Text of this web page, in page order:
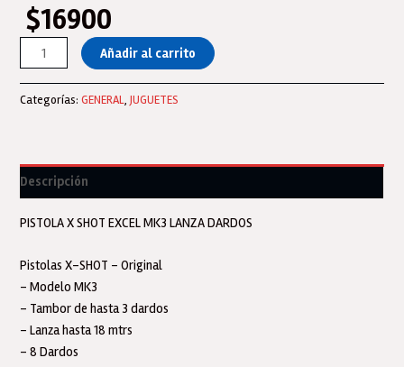
$16900
shot
Excel
Lanza
Dardos
cantidad
Añadir al carrito
Categorías:GENERAL,JUGUETES
Descripción
PISTOLA X SHOT EXCEL MK3 LANZA DARDOS
Pistolas X-SHOT – Original
– Modelo MK3
– Tambor de hasta 3 dardos
– Lanza hasta 18 mtrs
– 8 Dardos